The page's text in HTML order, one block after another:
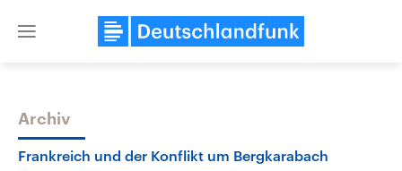
Close
Themen
Archiv
Frankreich und der Konflikt um Bergkarabach